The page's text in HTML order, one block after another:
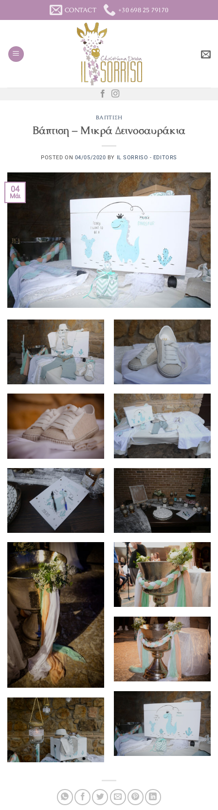
στο
CONTACT +30 698 25 79170
ΒΆΠΤΙΣΗ
Βάπτιση – Μικρά Δεινοσαυράκια
POSTED ON 04/05/2020 BY IL SORRISO - EDITORS
04
Μάι